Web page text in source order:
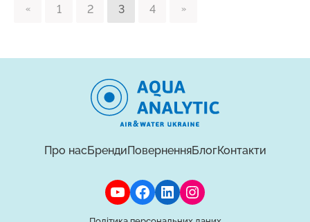
1 2 3 4
Про насБрендиПоверненняБлогКонтакти
YouTube
Facebook
LinkedIn
Instagram